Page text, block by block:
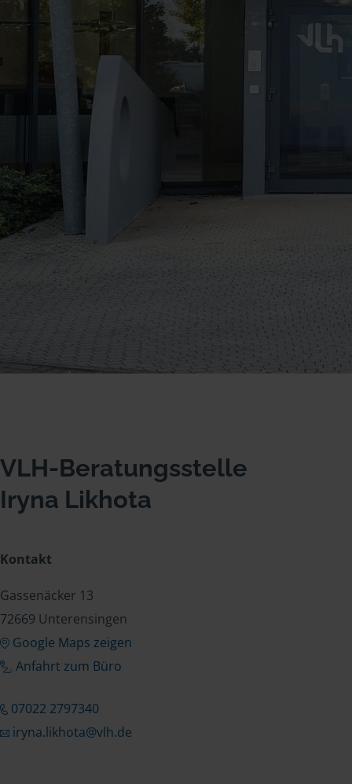
VLH-Beratungsstelle
Iryna Likhota
Kontakt
Gassenäcker 13
72669 Unterensingen
Google Maps zeigen
Anfahrt zum Büro
07022 2797340
iryna.likhota@vlh.de